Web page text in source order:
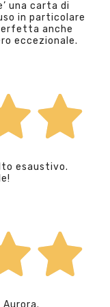
una carta di
in particolare
anche
eccezionale.
esaustivo.